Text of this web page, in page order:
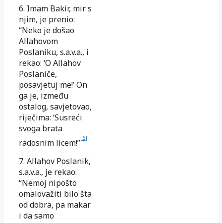
6. Imam Bakir, mir s
njim, je prenio:
“Neko je došao
Allahovom
Poslaniku, s.a.v.a., i
rekao: ‘O Allahov
Poslaniče,
posavjetuj me!’ On
ga je, između
ostalog, savjetovao,
riječima: ‘Susreći
svoga brata
radosnim licem!”[6]
7. Allahov Poslanik,
s.a.v.a., je rekao:
“Nemoj nipošto
omalovažiti bilo šta
od dobra, pa makar
i da samo